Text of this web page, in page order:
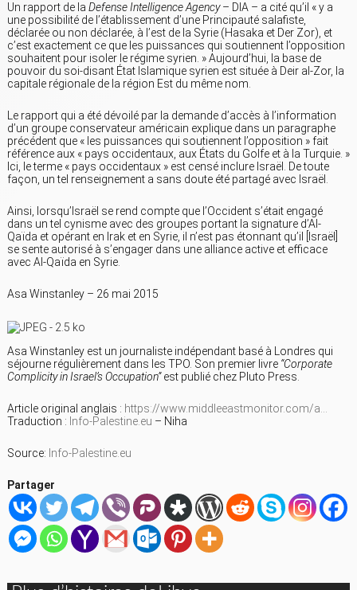
Un rapport de la Defense Intelligence Agency– DIA – a cité qu’il « y a
une possibilité de l’établissement d’une Principauté salafiste,
déclarée ou non déclarée, à l’est de la Syrie (Hasaka et Der Zor), et
c’est exactement ce que les puissances qui soutiennent l’opposition
souhaitent pour isoler le régime syrien. » Aujourd’hui, la base de
pouvoir du soi-disant État Islamique syrien est située à Deir al-Zor, la
capitale régionale de la région Est du même nom.
Le rapport qui a été dévoilé par la demande d’accès à l’information
d’un groupe conservateur américain explique dans un paragraphe
précédent que « les puissances qui soutiennent l’opposition » fait
référence aux « pays occidentaux, aux États du Golfe et à la Turquie. »
Ici, le terme « pays occidentaux » est censé inclure Israël. De toute
façon, un tel renseignement a sans doute été partagé avec Israël.
Ainsi, lorsqu’Israël se rend compte que l’Occident s’était engagé
dans un tel cynisme avec des groupes portant la signature d’Al-
Qaïda et opérant en Irak et en Syrie, il n’est pas étonnant qu’il [Israël]
se sente autorisé à s’engager dans une alliance active et efficace
avec Al-Qaïda en Syrie.
Asa Winstanley – 26 mai 2015
Asa Winstanley est un journaliste indépendant basé à Londres qui
séjourne régulièrement dans les TPO. Son premier livre “Corporate
Complicity in Israel’s Occupation”est publié chez Pluto Press.
Article original anglais : https://www.middleeastmonitor.com/a…
Traduction : Info-Palestine.eu – Niha
Source: Info-Palestine.eu
Partager